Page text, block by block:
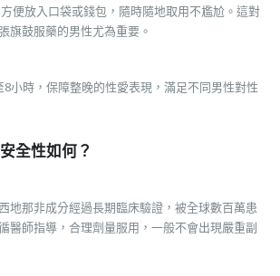
便放入口袋或錢包，隨時隨地取用不尷尬。這對
旗鼓服藥的男性尤為重要。
小時，保障整晚的性愛表現，滿足不同男性對性
全性如何？
地那非成分經過長期臨床驗證，被全球數百萬患
醫師指導，合理劑量服用，一般不會出現嚴重副